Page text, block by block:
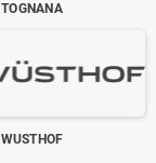
TOGNANA
WUSTHOF